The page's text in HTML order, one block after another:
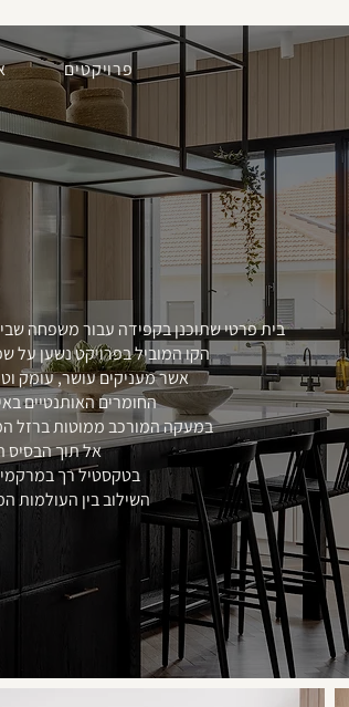
פרויקטים
בית פרטי שתוכנן בקפידה עבור משפחה
הקו המוביל בפרויקט נשען על
אשר מעניקים עושר, עומק
החומרים האותנטיים
במעקה המורכב ממוטות ברזל
אל תוך הבסיס
בטקסטיל רך
השילוב בין העולמות